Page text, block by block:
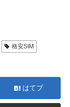
格安SIM
はてブ